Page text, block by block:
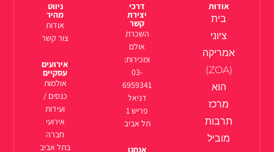
אודות
בית
ציוני
אמריקה
(ZOA)
הוא
מרכז
תרבות
מוביל
דרכי
יצירת
קשר
השכרת
אולם
ומכירות:
03-
6959341
דניאל
פריש 1
תל אביב
ניווט
מהיר
אודות
צור קשר
אירועים
עסקיים
אולמות
כנסים /
ועידות
אירועי
חברה
בתל אביב